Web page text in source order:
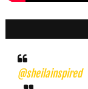
@sheilainspired